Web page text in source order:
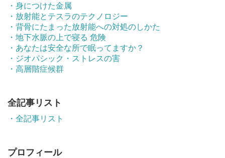
・身につけた金属
・放射能とテスラのテクノロジー
・背骨にたまった放射能への対処のしかた
・地下水脈の上で寝る 危険
・あなたは安全な所で眠ってますか？
・ジオパシック・ストレスの害
・高層階症候群
全記事リスト
・全記事リスト
プロフィール